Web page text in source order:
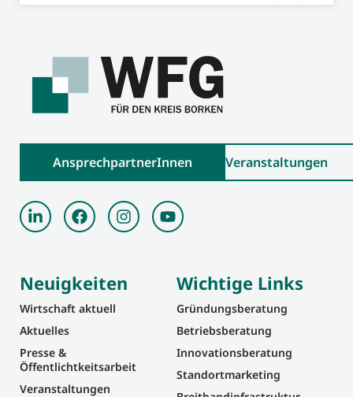
AnsprechpartnerInnen Veranstaltungen
Neuigkeiten
Wirtschaft aktuell
Aktuelles
Presse &
Öffentlichtkeitsarbeit
Veranstaltungen
Wichtige Links
Gründungsberatung
Betriebsberatung
Innovationsberatung
Standortmarketing